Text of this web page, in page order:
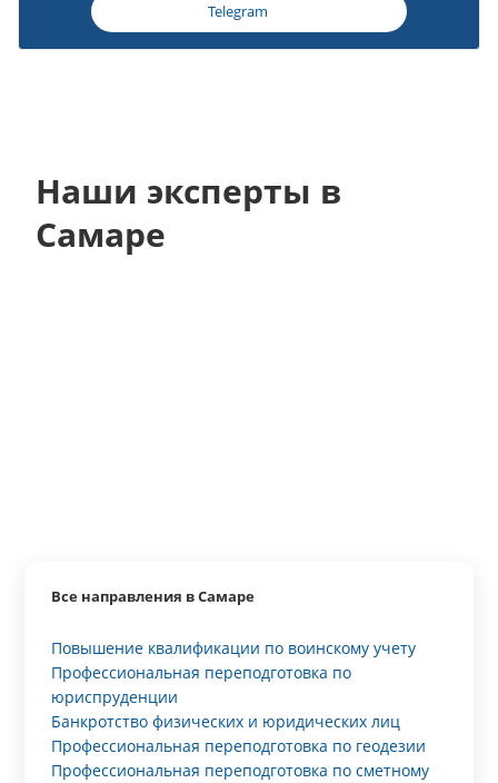
Telegram
Наши эксперты в
Самаре
Все направления в Самаре
Повышение квалификации по воинскому учету
Профессиональная переподготовка по
юриспруденции
Банкротство физических и юридических лиц
Профессиональная переподготовка по геодезии
Профессиональная переподготовка по сметному